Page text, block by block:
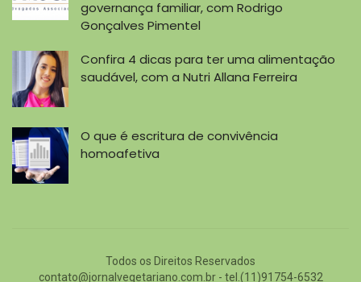
governança familiar, com Rodrigo
Gonçalves Pimentel
Confira 4 dicas para ter uma alimentação
saudável, com a Nutri Allana Ferreira
O que é escritura de convivência
homoafetiva
Todos os Direitos Reservados
contato@jornalvegetariano.com.br- tel.(11)91754-6532